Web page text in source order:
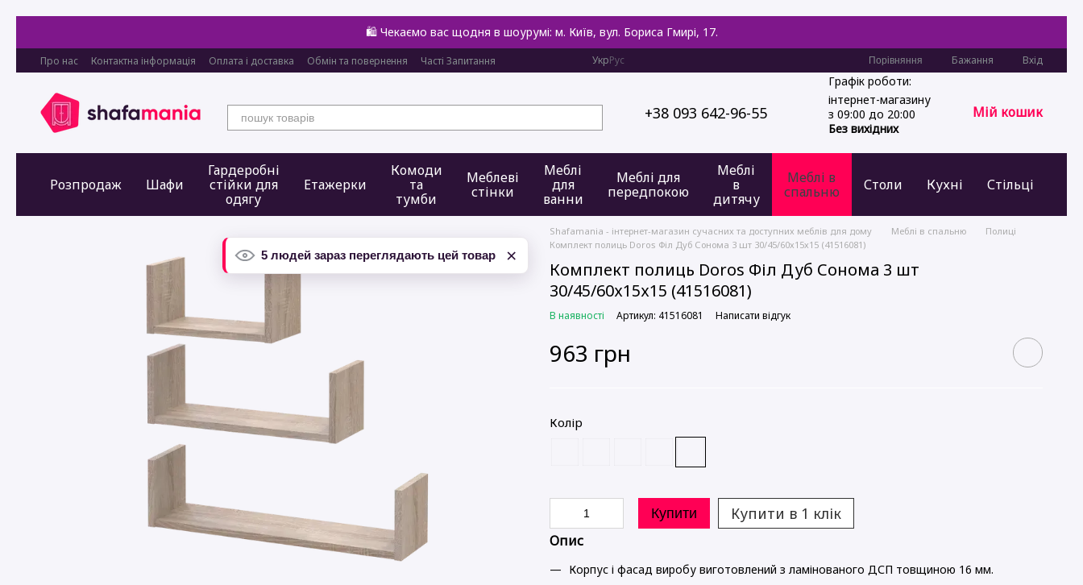
🛍️ Чекаємо вас щодня в шоурумі: м. Київ, вул. Бориса Гмирі, 17.
Про нас Контактна інформація Оплата і доставка Обмін та повернення Часті Запитання УкрРус Порівняння Бажання Вхід
+38 093 642-96-55
Графік роботи:
інтернет-магазину
з 09:00 до 20:00
Без вихідних
Мій кошик
Розпродаж Шафи
Гардеробні
стійки для
одягу
Етажерки
Комоди
та
тумби
Меблеві
стінки
Меблі
для
ванни
Меблі для
передпокою
Меблі
в
дитячу
Меблі в
спальню
Столи Кухні Стільці
5 людей зараз переглядають цей товар ×
Shafamania - інтернет-магазин сучасних та доступних меблів для дому Меблі в спальню
Полиці
Комплект полиць Doros Філ Дуб Сонома 3 шт 30/45/60х15х15 (41516081)
Комплект полиць Doros Філ Дуб Сонома 3 шт
30/45/60х15х15 (41516081)
В наявності Артикул: 41516081 Написати відгук
963 грн
Колір
Купити Купити в 1 клік
Опис
Корпус і фасад виробу виготовлений з ламінованого ДСП товщиною 16 мм.